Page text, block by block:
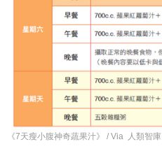
《7天瘦小腹神奇蔬果汁》 / Via 人類智庫